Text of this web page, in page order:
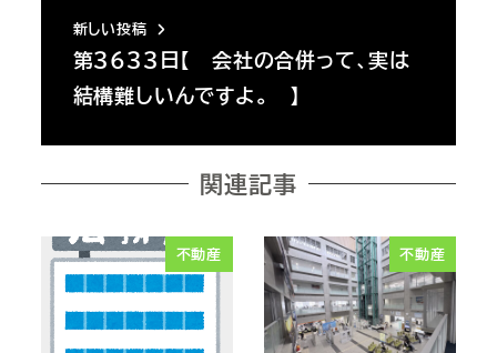
新しい投稿
第３６３３日【 会社の合併って、実は
結構難しいんですよ。 】
関連記事
不動産 不動産